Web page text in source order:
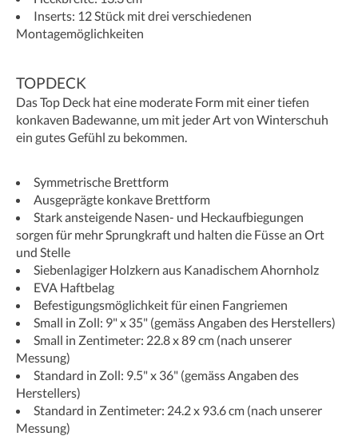
Inserts: 12 Stück mit drei verschiedenen
Montagemöglichkeiten
TOPDECK
Das Top Deck hat eine moderate Form mit einer tiefen
konkaven Badewanne, um mit jeder Art von Winterschuh
ein gutes Gefühl zu bekommen.
Symmetrische Brettform
Ausgeprägte konkave Brettform
Stark ansteigende Nasen- und Heckaufbiegungen
sorgen für mehr Sprungkraft und halten die Füsse an Ort
und Stelle
Siebenlagiger Holzkern aus Kanadischem Ahornholz
EVA Haftbelag
Befestigungsmöglichkeit für einen Fangriemen
Small in Zoll: 9" x 35" (gemäss Angaben des Herstellers)
Small in Zentimeter: 22.8 x 89 cm (nach unserer
Messung)
Standard in Zoll: 9.5" x 36" (gemäss Angaben des
Herstellers)
Standard in Zentimeter: 24.2 x 93.6 cm (nach unserer
Messung)